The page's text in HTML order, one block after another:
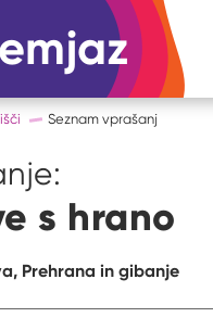
#to sem jaz
Seznam vprašanj
s hrano
Prehrana in gibanje